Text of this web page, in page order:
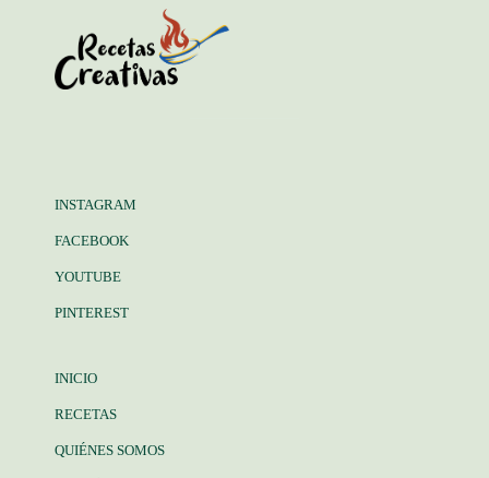
INSTAGRAM
FACEBOOK
YOUTUBE
PINTEREST
INICIO
RECETAS
QUIÉNES SOMOS